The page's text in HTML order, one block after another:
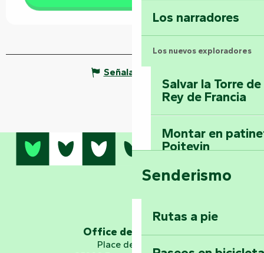
Los narradores
Los nuevos exploradores
Salvar la Torre
Rey de Francia
Montar en
Poitevin
Domine los
Vouvant
Embárquese en
Senderismo
Rutas a pie
Señalar un error
Office de tourisme
Place de Verdun